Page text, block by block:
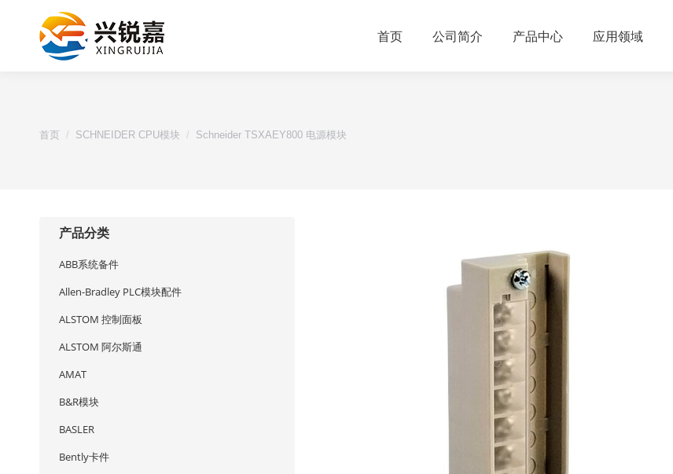
首页 公司简介 产品中心 应用领域
首页 SCHNEIDER CPU模块 Schneider TSXAEY800 电源模块
产品分类
ABB系统备件
Allen-Bradley PLC模块配件
ALSTOM 控制面板
ALSTOM 阿尔斯通
AMAT
B&R模块
BASLER
Bently卡件